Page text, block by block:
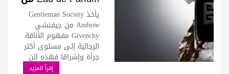
جيفنشي Givenchy
للرجل الواثق
يأخذ Gentleman Society
Ambrée من جيفنشي
Givenchy مفهوم الأناقة
الرجالية إلى مستوى أكثر
جرأة وإشراقا فهذه الن
إقرأ المزيد